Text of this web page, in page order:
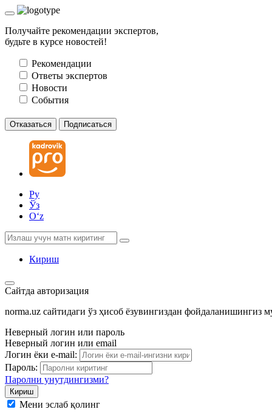
Получайте рекомендации экспертов,
будьте в курсе новостей!
Рекомендации
Ответы экспертов
Новости
События
Отказаться Подписаться
Ру
Ўз
Oʻz
Кириш
Сайтда авторизация
norma.uz сайтидаги ўз ҳисоб ёзувингиздан фойдаланишингиз
Неверный логин или пароль
Неверный логин или email
Логин ёки e-mail:
Пароль:
Паролни унутдингизми?
Мени эслаб қолинг